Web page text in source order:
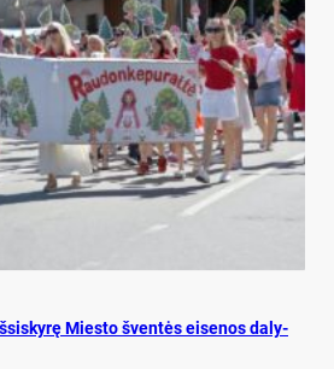
Mies­to šven­tės ei­se­nos da­ly­